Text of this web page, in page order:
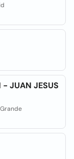
- JUAN JESUS
Grande